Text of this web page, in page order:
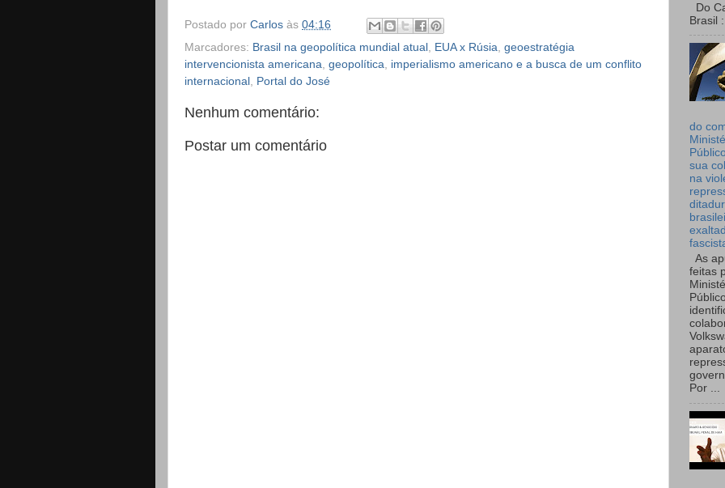
Postado por Carlos às 04:16
Marcadores: Brasil na geopolítica mundial atual EUA x Rúsia geoestratégia
intervencionista americana geopolítica
imperialismo americano e a busca de um conflito
internacional
Portal do José
Nenhum comentário:
Postar um comentário
Do
Brasil :
do
sua
na
As
feitas
Por ...